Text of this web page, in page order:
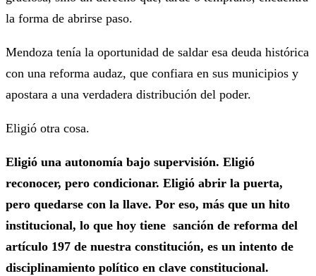
la forma de abrirse paso.
Mendoza tenía la oportunidad de saldar esa deuda histórica
con una reforma audaz, que confiara en sus municipios y
apostara a una verdadera distribución del poder.
Eligió otra cosa.
Eligió una autonomía bajo supervisión. Eligió
reconocer, pero condicionar. Eligió abrir la puerta,
pero quedarse con la llave. Por eso, más que un hito
institucional, lo que hoy tiene sanción de reforma del
artículo 197 de nuestra constitución, es un intento de
disciplinamiento político en clave constitucional.